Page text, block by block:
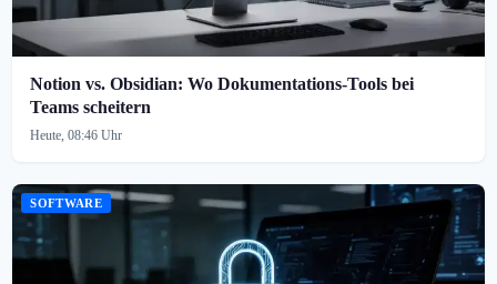
Notion vs. Obsidian: Wo Dokumentations-Tools bei
Teams scheitern
Heute, 08:46 Uhr
SOFTWARE